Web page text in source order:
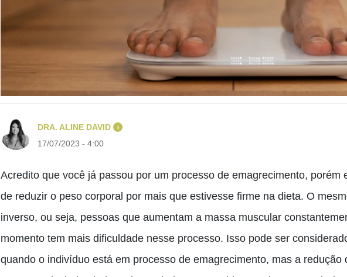
DRA. ALINE DAVID i
17/07/2023 - 4:00
Acredito que você já passou por um processo de emagrecimento, porém
de reduzir o peso corporal por mais que estivesse firme na dieta. O
inverso, ou seja, pessoas que aumentam a massa muscular
momento tem mais dificuldade nesse processo. Isso pode ser
quando o indivíduo está em processo de emagrecimento, mas a redução